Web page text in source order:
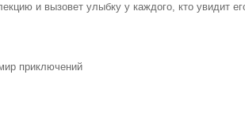
и вызовет улыбку у каждого, кто увидит
приключений